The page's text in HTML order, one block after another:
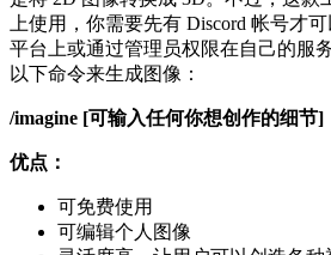
上使用，你需要先有 Discord 帐号才
平台上或通过管理员权限在自己的服
以下命令来生成图像：
/imagine [可输入任何你想创作的细节]
优点：
可免费使用
可编辑个人图像